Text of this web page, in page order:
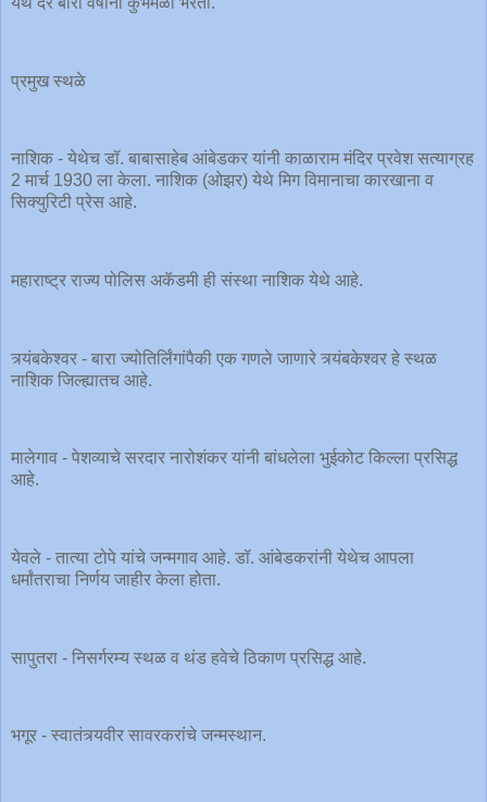
प्रमुख स्थळे
नाशिक - येथेच डॉ. बाबासाहेब आंबेडकर यांनी काळाराम मंदिर प्रवेश सत्याग्रह
2 मार्च 1930 ला केला. नाशिक (ओझर) येथे मिग विमानाचा कारखाना व
सिक्युरिटी प्रेस आहे.
महाराष्ट्र राज्य पोलिस अकॅडमी ही संस्था नाशिक येथे आहे.
त्र्यंबकेश्वर - बारा ज्योतिर्लिंगांपैकी एक गणले जाणारे त्र्यंबकेश्वर हे स्थळ
नाशिक जिल्ह्यातच आहे.
मालेगाव - पेशव्याचे सरदार नारोशंकर यांनी बांधलेला भुईकोट किल्ला प्रसिद्ध
आहे.
येवले - तात्या टोपे यांचे जन्मगाव आहे. डॉ. आंबेडकरांनी येथेच आपला
धर्मांतराचा निर्णय जाहीर केला होता.
सापुतरा - निसर्गरम्य स्थळ व थंड हवेचे ठिकाण प्रसिद्ध आहे.
भगूर - स्वातंत्र्यवीर सावरकरांचे जन्मस्थान.